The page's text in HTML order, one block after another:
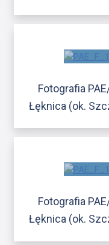
Fotografia
Łęknica (ok.
Fotografia
Łęknica (ok.